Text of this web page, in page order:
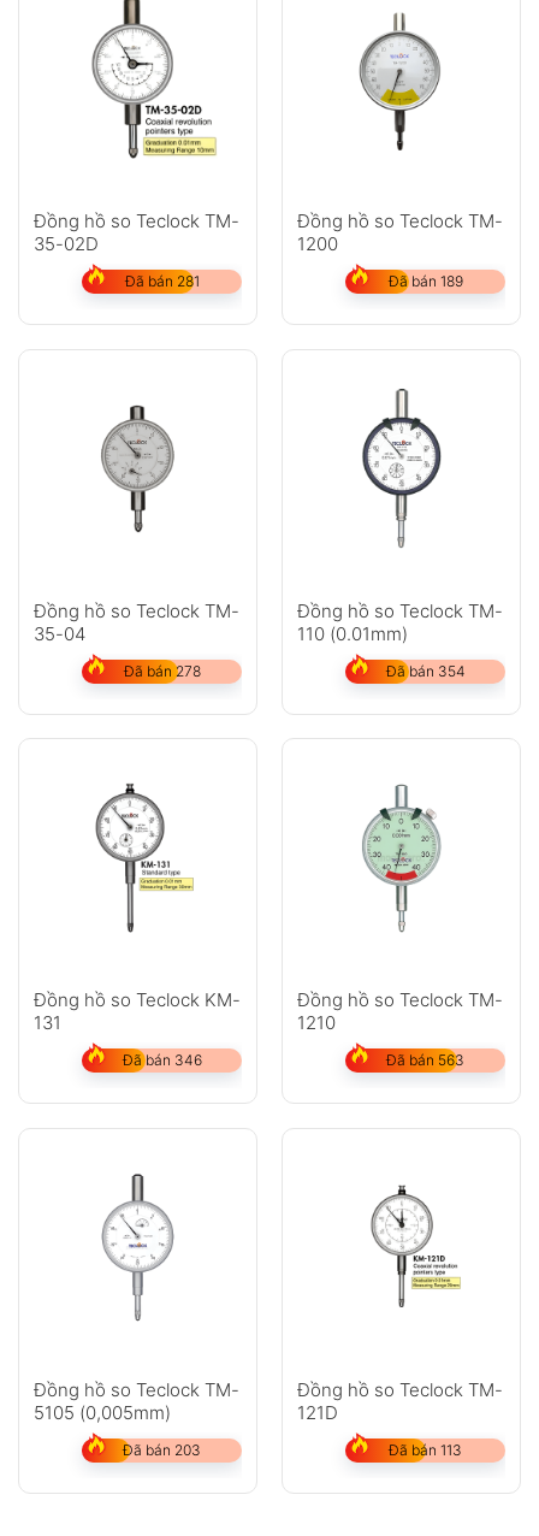
Đồng hồ so Teclock TM-
35-02D
Đã bán 281
Đồng hồ so Teclock TM-
1200
Đã bán 189
Đồng hồ so Teclock TM-
35-04
Đã bán 278
Đồng hồ so Teclock TM-
110 (0.01mm)
Đã bán 354
Đồng hồ so Teclock KM-
131
Đã bán 346
Đồng hồ so Teclock TM-
1210
Đã bán 563
Đồng hồ so Teclock TM-
5105 (0,005mm)
Đã bán 203
Đồng hồ so Teclock TM-
121D
Đã bán 113